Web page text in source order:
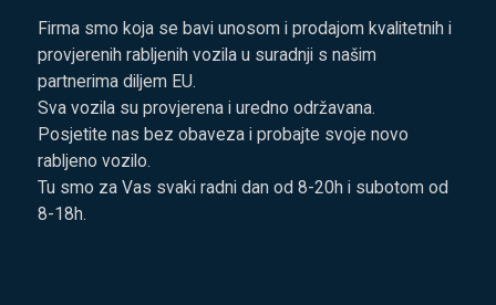
Firma smo koja se bavi unosom i prodajom kvalitetnih i
provjerenih rabljenih vozila u suradnji s našim
partnerima diljem EU.
Sva vozila su provjerena i uredno održavana.
Posjetite nas bez obaveza i probajte svoje novo
rabljeno vozilo.
Tu smo za Vas svaki radni dan od 8-20h i subotom od
8-18h.